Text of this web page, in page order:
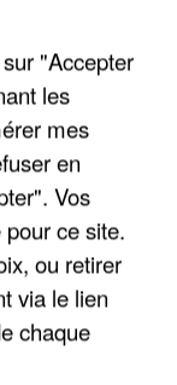
"Accepter
les
mes
en
Vos
ce site.
ou retirer
via le lien
chaque